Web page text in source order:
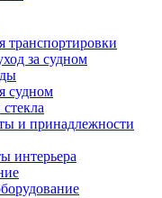
транспортировки
за судном
судном
и принадлежности
интерьера